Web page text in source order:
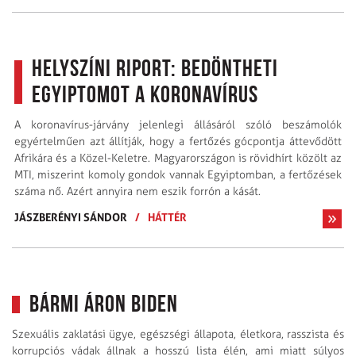
Helyszíni riport: Bedöntheti
Egyiptomot a koronavírus
A koronavírus-járvány jelenlegi állásáról szóló beszámolók
egyértelműen azt állítják, hogy a fertőzés gócpontja áttevődött
Afrikára és a Közel-Keletre. Magyarországon is rövidhírt közölt az
MTI, miszerint komoly gondok vannak Egyiptomban, a fertőzések
száma nő. Azért annyira nem eszik forrón a kását.
JÁSZBERÉNYI SÁNDOR
/ HÁTTÉR
Bármi áron Biden
Szexuális zaklatási ügye, egészségi állapota, életkora, rasszista és
korrupciós vádak állnak a hosszú lista élén, ami miatt súlyos